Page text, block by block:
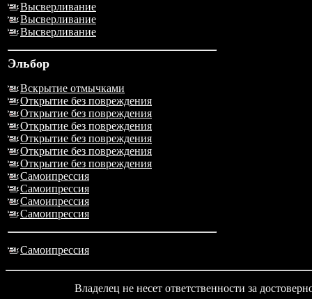
Высверливание
Высверливание
Высверливание
Эльбор
Вскрытие отмычками
Открытие без повреждения
Открытие без повреждения
Открытие без повреждения
Открытие без повреждения
Открытие без повреждения
Открытие без повреждения
Самоипрессия
Самоипрессия
Самоипрессия
Самоипрессия
Самоипрессия
Владелец не несет ответственности за